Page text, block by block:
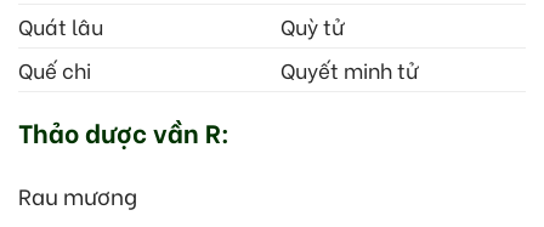
Quát lâu
Quỳ tử
Quế chi
Quyết minh tử
Thảo dược vần R:
Rau mương